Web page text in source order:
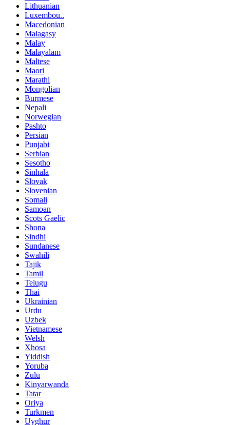
Lithuanian
Luxembou..
Macedonian
Malagasy
Malay
Malayalam
Maltese
Maori
Marathi
Mongolian
Burmese
Nepali
Norwegian
Pashto
Persian
Punjabi
Serbian
Sesotho
Sinhala
Slovak
Slovenian
Somali
Samoan
Scots Gaelic
Shona
Sindhi
Sundanese
Swahili
Tajik
Tamil
Telugu
Thai
Ukrainian
Urdu
Uzbek
Vietnamese
Welsh
Xhosa
Yiddish
Yoruba
Zulu
Kinyarwanda
Tatar
Oriya
Turkmen
Uyghur